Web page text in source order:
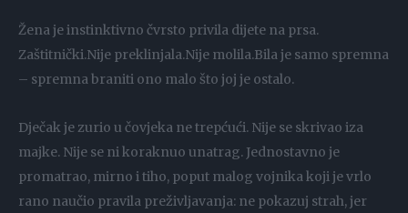
Žena je instinktivno čvrsto privila dijete na prsa.
Zaštitnički.Nije preklinjala.Nije molila.Bila je samo spremna
– spremna braniti ono malo što joj je ostalo.
Dječak je zurio u čovjeka ne trepćući. Nije se skrivao iza
majke. Nije se ni koraknuo unatrag. Jednostavno je
promatrao, mirno i tiho, poput malog vojnika koji je vrlo
rano naučio pravila preživljavanja: ne pokazuj strah, jer